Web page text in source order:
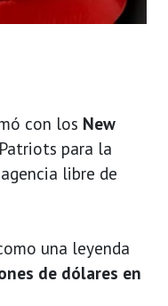
con los New
para la
libre de
una leyenda
de dólares en